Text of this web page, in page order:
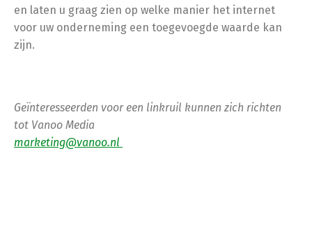
en laten u graag zien op welke manier het internet
voor uw onderneming een toegevoegde waarde kan
zijn.
Geïnteresseerden voor een linkruil kunnen zich richten
tot Vanoo Media
marketing@vanoo.nl